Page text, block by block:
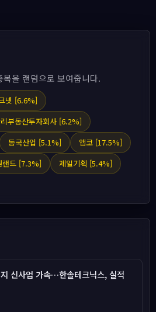
을 랜덤으로 보여줍니다.
넷 [6.6%]
부동산투자회사 [6.2%]
동국산업 [5.1%]
앱코 [17.5%]
랜드 [7.3%]
제일기획 [5.4%]
신사업 가속…한솔테크닉스, 실적